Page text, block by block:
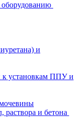
оборудованию
и
к установкам ППУ и
раствора и бетона